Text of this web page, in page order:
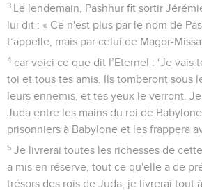
3 Le lendemain, Pashhur fit sortir
lui dit : « Ce n'est plus par le nom de
t’appelle, mais par celui de Magor-
4 car voici ce que dit l’Eternel : ‘Je vais
toi et tous tes amis. Ils tomberont sous
leurs ennemis, et tes yeux le verront.
Juda entre les mains du roi de
prisonniers à Babylone et les frappera
5 Je livrerai toutes les richesses de
a mis en réserve, tout ce qu'elle a de
trésors des rois de Juda, je livrerai tout